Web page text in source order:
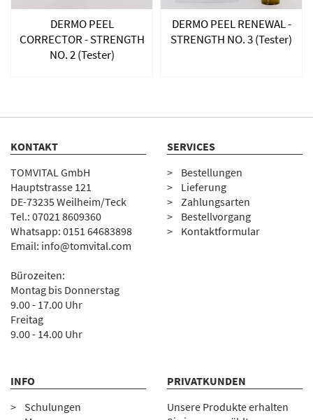
DERMO PEEL
CORRECTOR - STRENGTH
NO. 2 (Tester)
DERMO PEEL RENEWAL -
STRENGTH NO. 3 (Tester)
KONTAKT
TOMVITAL GmbH
Hauptstrasse 121
DE-73235 Weilheim/Teck
Tel.: 07021 8609360
Whatsapp: 0151 64683898
Email: info@tomvital.com
Bürozeiten:
Montag bis Donnerstag
9.00 - 17.00 Uhr
Freitag
9.00 - 14.00 Uhr
SERVICES
Bestellungen
Lieferung
Zahlungsarten
Bestellvorgang
Kontaktformular
INFO
Schulungen
PRIVATKUNDEN
Unsere Produkte erhalten